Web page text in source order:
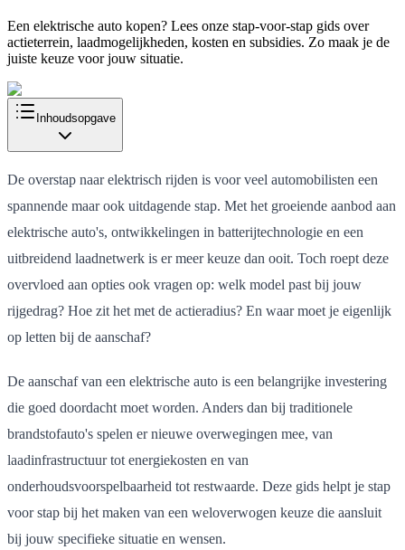
Een elektrische auto kopen? Lees onze stap-voor-stap gids over
actieterrein, laadmogelijkheden, kosten en subsidies. Zo maak je de
juiste keuze voor jouw situatie.
Inhoudsopgave
De overstap naar elektrisch rijden is voor veel automobilisten een
spannende maar ook uitdagende stap. Met het groeiende aanbod aan
elektrische auto's, ontwikkelingen in batterijtechnologie en een
uitbreidend laadnetwerk is er meer keuze dan ooit. Toch roept deze
overvloed aan opties ook vragen op: welk model past bij jouw
rijgedrag? Hoe zit het met de actieradius? En waar moet je eigenlijk
op letten bij de aanschaf?
De aanschaf van een elektrische auto is een belangrijke investering
die goed doordacht moet worden. Anders dan bij traditionele
brandstofauto's spelen er nieuwe overwegingen mee, van
laadinfrastructuur tot energiekosten en van
onderhoudsvoorspelbaarheid tot restwaarde. Deze gids helpt je stap
voor stap bij het maken van een weloverwogen keuze die aansluit
bij jouw specifieke situatie en wensen.